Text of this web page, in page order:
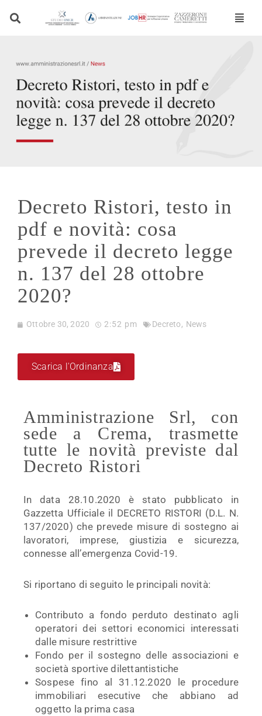
Decreto Ristori, testo in
pdf e novità: cosa
prevede il decreto legge
n. 137 del 28 ottobre
2020?
Ottobre 30, 2020 2:52 pm Decreto, News
Scarica l'Ordinanza
Amministrazione Srl, con
sede a Crema, trasmette
tutte le novità previste dal
Decreto Ristori
In data 28.10.2020 è stato pubblicato in
Gazzetta Ufficiale il DECRETO RISTORI (D.L. N.
137/2020) che prevede misure di sostegno ai
lavoratori, imprese, giustizia e sicurezza,
connesse all’emergenza Covid-19.
Si riportano di seguito le principali novità:
Contributo a fondo perduto destinato agli
operatori dei settori economici interessati
dalle misure restrittive
Fondo per il sostegno delle associazioni e
società sportive dilettantistiche
Sospese fino al 31.12.2020 le procedure
immobiliari esecutive che abbiano ad
oggetto la prima casa